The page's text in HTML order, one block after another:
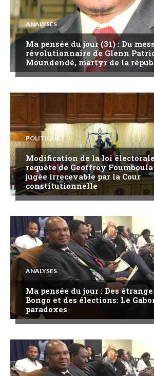
ANALYSES
Ma pensée du jour (31) : Du
révolutionnaire de Glenn
Moundendé, martyr de la
POLITIQUE
Modification de la loi
requête de Geoffroy
jugée irrecevable par la Cour
constitutionnelle
ANALYSES
Ma pensée du jour : Des
Bongo et des élections: Le
paradoxes